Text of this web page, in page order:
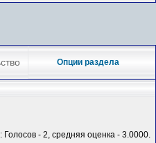
Опции раздела